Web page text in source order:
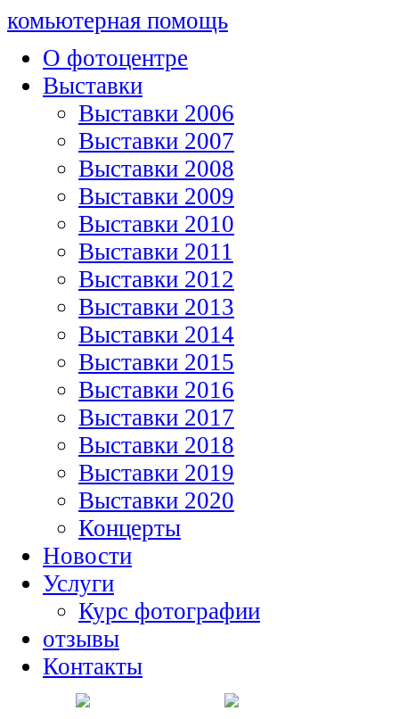
комьютерная помощь
О фотоцентре
Выставки
Выставки 2006
Выставки 2007
Выставки 2008
Выставки 2009
Выставки 2010
Выставки 2011
Выставки 2012
Выставки 2013
Выставки 2014
Выставки 2015
Выставки 2016
Выставки 2017
Выставки 2018
Выставки 2019
Выставки 2020
Концерты
Новости
Услуги
Курс фотографии
отзывы
Контакты